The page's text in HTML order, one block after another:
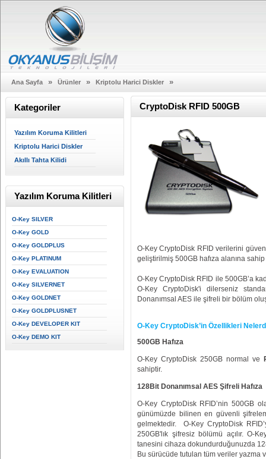
Ana Sayfa » Ürünler » Kriptolu Harici Diskler »
Kategoriler
Yazılım Koruma Kilitleri
Kriptolu Harici Diskler
Akıllı Tahta Kilidi
Yazılım Koruma Kilitleri
O-Key SILVER
O-Key GOLD
O-Key GOLDPLUS
O-Key PLATINUM
O-Key EVALUATION
O-Key SILVERNET
O-Key GOLDNET
O-Key GOLDPLUSNET
O-Key DEVELOPER KIT
O-Key DEMO KIT
CryptoDisk RFID 500GB
O-Key CryptoDisk RFID verilerini
geliştirilmiş 500GB hafıza alanına
O-Key CryptoDisk RFID ile 500GB’a
O-Key CryptoDisk'i dilerseniz
Donanımsal AES ile şifreli bir bölüm
O-Key CryptoDisk’in Özellikleri
500GB Hafıza
O-Key CryptoDisk 250GB normal ve
sahiptir.
128Bit Donanımsal AES Şifreli Hafıza
O-Key CryptoDisk RFID’nin 500GB
günümüzde bilinen en güvenli
gelmektedir. O-Key CryptoDisk
250GB'lık şifresiz bölümü açılır. O-
tanesini cihaza dokundurduğunuzda
Bu sürücüde tutulan tüm veriler yazma